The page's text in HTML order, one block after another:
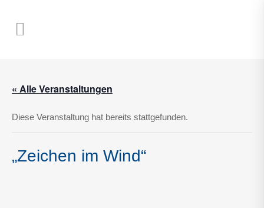
« Alle Veranstaltungen
Diese Veranstaltung hat bereits stattgefunden.
„Zeichen im Wind“